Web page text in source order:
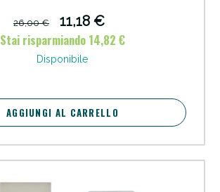
26,00 €
11,18 €
Stai risparmiando 14,82 €
Disponibile
AGGIUNGI AL CARRELLO